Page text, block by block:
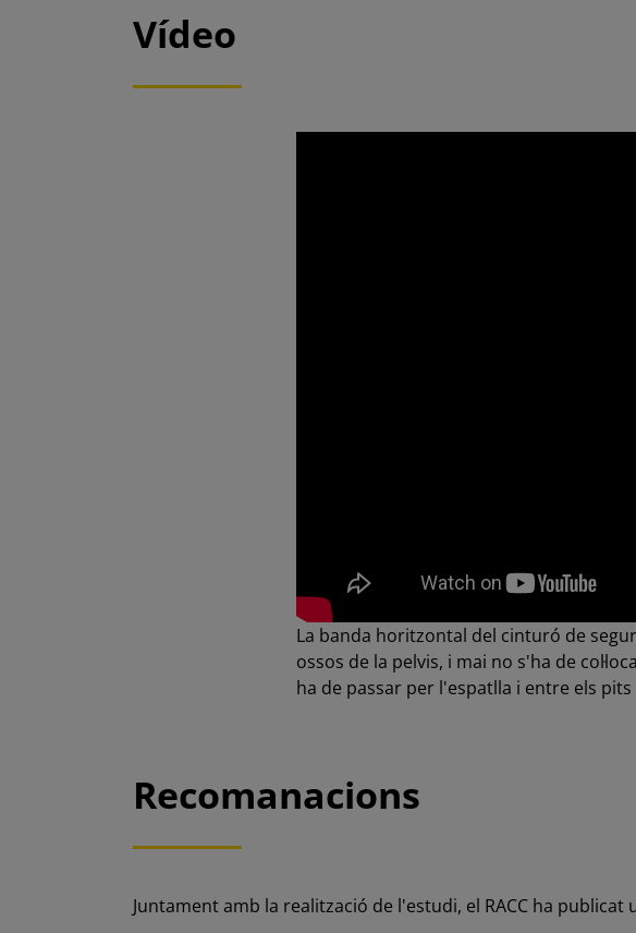
Vídeo
La banda horitzontal del cinturó de
ossos de la pelvis, i mai no s'ha de
ha de passar per l'espatlla i entre els pits
Recomanacions
Juntament amb la realització de l'estudi, el RACC ha